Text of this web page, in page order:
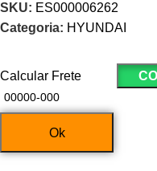
SKU: ES000006262
Categoria: HYUNDAI
Calcular Frete
Ok